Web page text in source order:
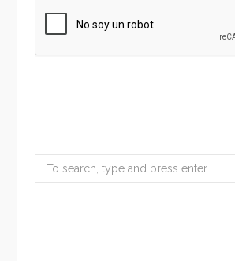
Search
for: